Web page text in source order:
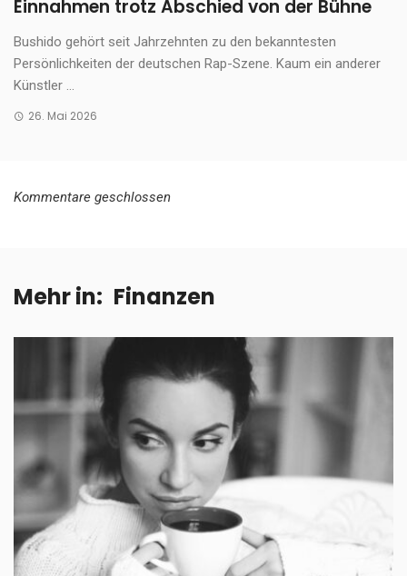
Einnahmen trotz Abschied von der Bühne
Bushido gehört seit Jahrzehnten zu den bekanntesten
Persönlichkeiten der deutschen Rap-Szene. Kaum ein anderer
Künstler ...
26. Mai 2026
Kommentare geschlossen
Mehr in: Finanzen